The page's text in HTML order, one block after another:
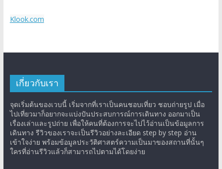
Klook.com
เกี่ยวกับเรา
จุดเริ่มต้นของเวบนี้ เริ่มจากที่เราเป็นคนชอบเที่ยว ชอบถ่ายรูป เมื่อ
ไปเที่ยวมาก็อยากจะแบ่งปันประสบการณ์การเดินทาง ออกมาเป็น
เรื่องเล่าและรูปถ่าย เพื่อให้คนที่ต้องการจะไปไว้อ่านเป็นข้อมูลการ
เดินทาง รีวิวของเราจะเป็นรีวิวอย่างละเอียด step by step อ่าน
เข้าใจง่าย พร้อมข้อมูลประวัติศาสตร์ความเป็นมาของสถานที่นั้นๆ
ใครที่อ่านรีวิวแล้วก็สามารถไปตามได้โดยง่าย